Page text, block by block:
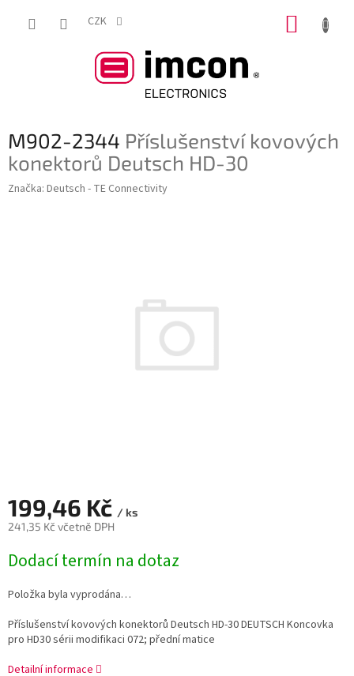
CZK
M902-2344 Příslušenství kovových
konektorů Deutsch HD-30
Značka: Deutsch - TE Connectivity
199,46 Kč / ks
241,35 Kč včetně DPH
cena:
Dodací termín na dotaz
Položka byla vyprodána…
Příslušenství kovových konektorů Deutsch HD-30 DEUTSCH Koncovka
pro HD30 sérii modifikaci 072; přední matice
Detailní informace